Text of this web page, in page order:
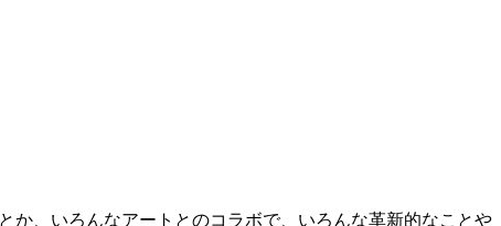
か、いろんなアートとのコラボで、いろんな革新的なことや